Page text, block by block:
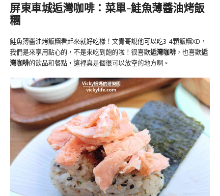
屏東車城逅灣咖啡：菜單-鮭魚薄醬油烤飯
糰
鮭魚薄醬油烤飯糰看起來就好吃樣！文青哥說他可以吃3-4顆飯糰XD，
我們是來享用點心的，不是來吃到飽的啦！很喜歡逅灣咖啡，也喜歡逅
灣咖啡的飲品和餐點，這裡真是個很可以放空的地方啊。